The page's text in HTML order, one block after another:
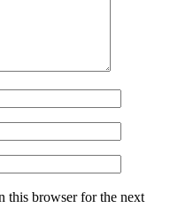
this browser for the next